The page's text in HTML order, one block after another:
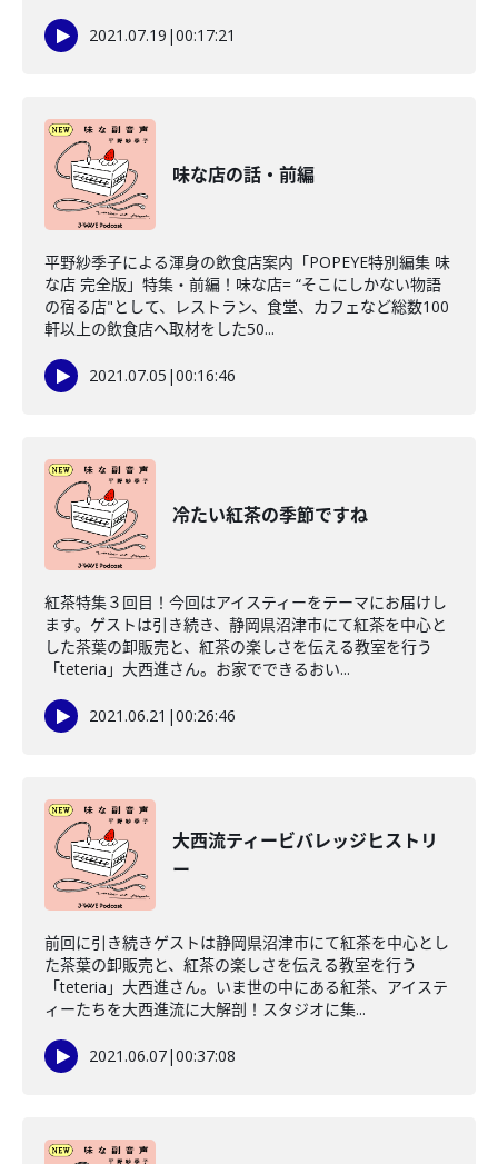
2021.07.19 |00:17:21
味な店の話・前編
平野紗季子による渾身の飲食店案内「POPEYE特別編集 味
な店 完全版」特集・前編！味な店= “そこにしかない物語
の宿る店"として、レストラン、食堂、カフェなど総数100
軒以上の飲食店へ取材をした50...
2021.07.05 |00:16:46
冷たい紅茶の季節ですね
紅茶特集３回目！今回はアイスティーをテーマにお届けし
ます。ゲストは引き続き、静岡県沼津市にて紅茶を中心と
した茶葉の卸販売と、紅茶の楽しさを伝える教室を行う
「teteria」大西進さん。お家でできるおい...
2021.06.21 |00:26:46
大西流ティービバレッジヒストリ
ー
前回に引き続きゲストは静岡県沼津市にて紅茶を中心とし
た茶葉の卸販売と、紅茶の楽しさを伝える教室を行う
「teteria」大西進さん。いま世の中にある紅茶、アイステ
ィーたちを大西進流に大解剖！スタジオに集...
2021.06.07|00:37:08